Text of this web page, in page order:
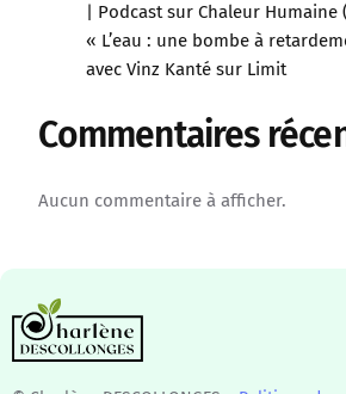
| Podcast sur Chaleur Humaine
« L’eau : une bombe à
avec Vinz Kanté sur Limit
Commentaires
Aucun commentaire à afficher.